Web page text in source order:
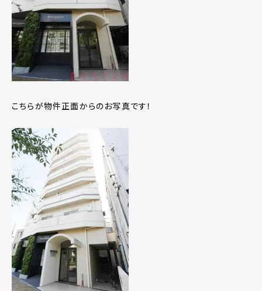
こちらが物件正面からのお写真です！